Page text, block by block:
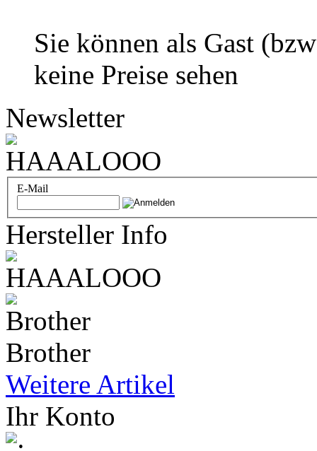
Sie können als Gast
keine Preise sehen
Newsletter
E-Mail
Hersteller Info
Brother
Weitere Artikel
Ihr Konto